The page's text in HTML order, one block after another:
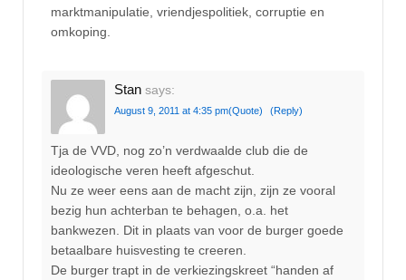
marktmanipulatie, vriendjespolitiek, corruptie en
omkoping.
Stan says:
August 9, 2011 at 4:35 pm(Quote) (Reply)
Tja de VVD, nog zo’n verdwaalde club die de
ideologische veren heeft afgeschut.
Nu ze weer eens aan de macht zijn, zijn ze vooral
bezig hun achterban te behagen, o.a. het
bankwezen. Dit in plaats van voor de burger goede
betaalbare huisvesting te creeren.
De burger trapt in de verkiezingskreet “handen af